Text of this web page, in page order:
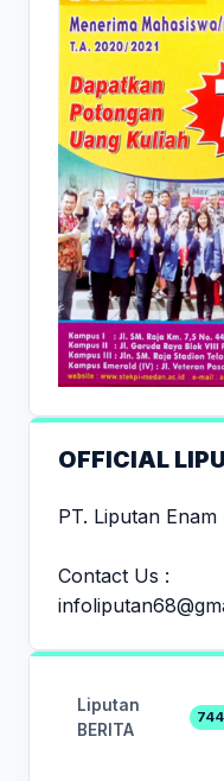
OFFICIAL
PT. Liputan
Contact Us :
Liputan
BERITA